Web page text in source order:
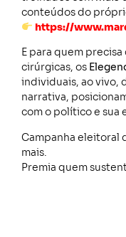
conteúdos do
https://
E para quem
cirúrgicas, os
individuais, ao vivo,
narrativa,
com o político e sua
Campanha eleitoral
mais.
Premia quem